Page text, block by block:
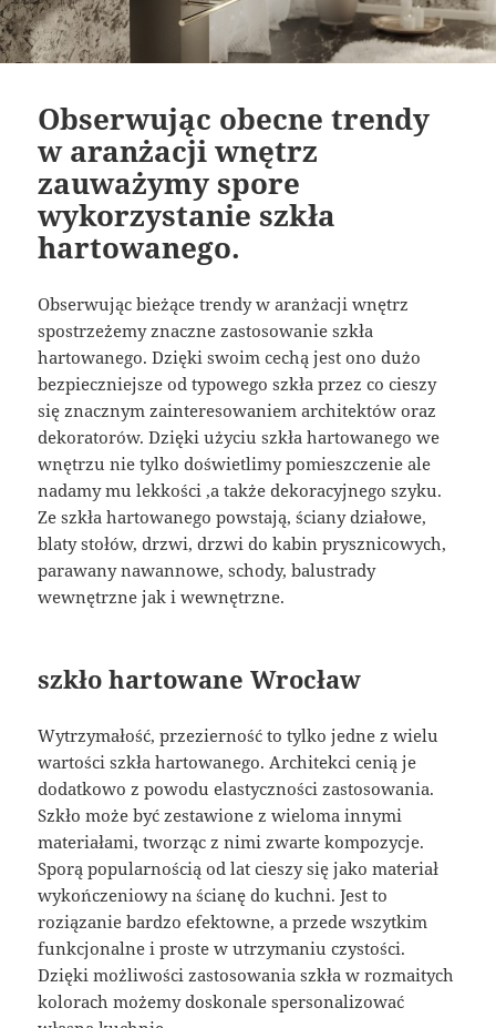
Obserwując obecne trendy
w aranżacji wnętrz
zauważymy spore
wykorzystanie szkła
hartowanego.
Obserwując bieżące trendy w aranżacji wnętrz
spostrzeżemy znaczne zastosowanie szkła
hartowanego. Dzięki swoim cechą jest ono dużo
bezpieczniejsze od typowego szkła przez co cieszy
się znacznym zainteresowaniem architektów oraz
dekoratorów. Dzięki użyciu szkła hartowanego we
wnętrzu nie tylko doświetlimy pomieszczenie ale
nadamy mu lekkości ,a także dekoracyjnego szyku.
Ze szkła hartowanego powstają, ściany działowe,
blaty stołów, drzwi, drzwi do kabin prysznicowych,
parawany nawannowe, schody, balustrady
wewnętrzne jak i wewnętrzne.
szkło hartowane Wrocław
Wytrzymałość, przezierność to tylko jedne z wielu
wartości szkła hartowanego. Architekci cenią je
dodatkowo z powodu elastyczności zastosowania.
Szkło może być zestawione z wieloma innymi
materiałami, tworząc z nimi zwarte kompozycje.
Sporą popularnością od lat cieszy się jako materiał
wykończeniowy na ścianę do kuchni. Jest to
roziązanie bardzo efektowne, a przede wszytkim
funkcjonalne i proste w utrzymaniu czystości.
Dzięki możliwości zastosowania szkła w rozmaitych
kolorach możemy doskonale spersonalizować